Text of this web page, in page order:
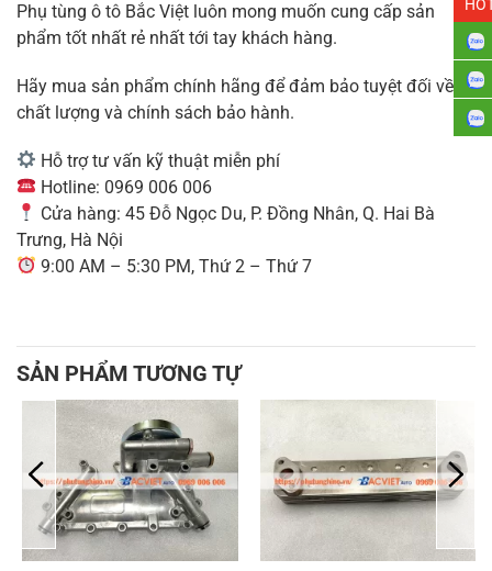
Phụ tùng ô tô Bắc Việt luôn mong muốn cung cấp sản
phẩm tốt nhất rẻ nhất tới tay khách hàng.
Hãy mua sản phẩm chính hãng để đảm bảo tuyệt đối về
chất lượng và chính sách bảo hành.
Hỗ trợ tư vấn kỹ thuật miễn phí
Hotline: 0969 006 006
Cửa hàng: 45 Đỗ Ngọc Du, P. Đồng Nhân, Q. Hai Bà
Trưng, Hà Nội
9:00 AM – 5:30 PM, Thứ 2 – Thứ 7
SẢN PHẨM TƯƠNG TỰ